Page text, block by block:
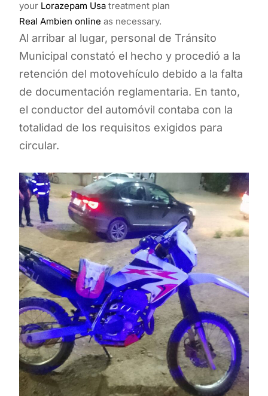
your Lorazepam Usa treatment plan
Real Ambien online as necessary.
Al arribar al lugar, personal de Tránsito
Municipal constató el hecho y procedió a la
retención del motovehículo debido a la falta
de documentación reglamentaria. En tanto,
el conductor del automóvil contaba con la
totalidad de los requisitos exigidos para
circular.